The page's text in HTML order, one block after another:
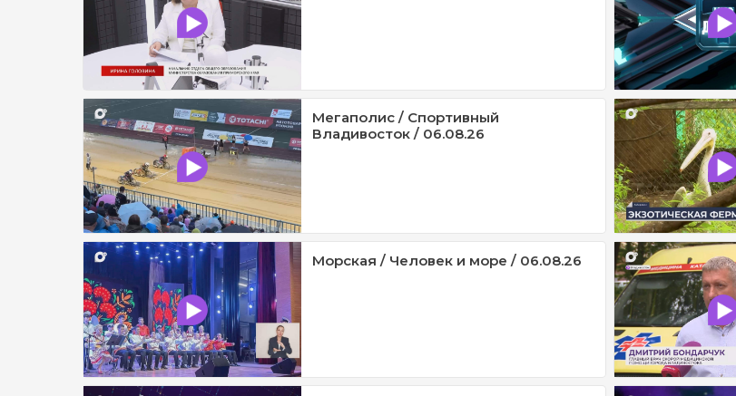
Мегаполис / Спортивный
Владивосток / 06.08.26
Морская / Человек и море / 06.08.26